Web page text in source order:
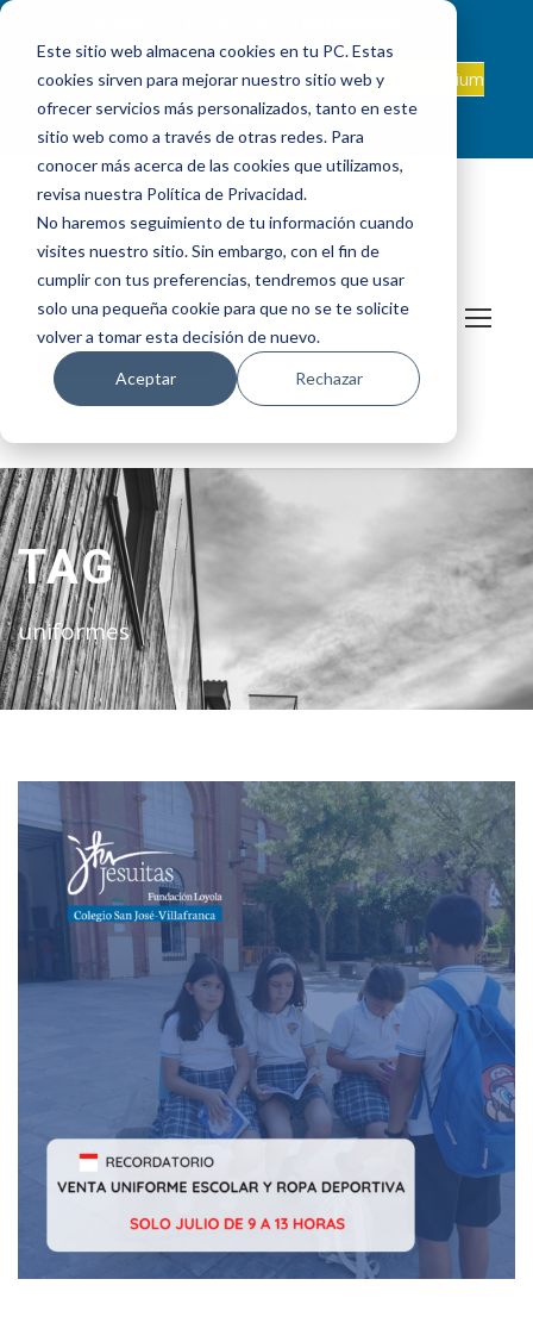
Este sitio web almacena cookies en tu PC. Estas
cookies sirven para mejorar nuestro sitio web y
ofrecer servicios más personalizados, tanto en este
sitio web como a través de otras redes. Para
conocer más acerca de las cookies que utilizamos,
revisa nuestra Política de Privacidad.
No haremos seguimiento de tu información cuando
visites nuestro sitio. Sin embargo, con el fin de
cumplir con tus preferencias, tendremos que usar
solo una pequeña cookie para que no se te solicite
volver a tomar esta decisión de nuevo.
Aceptar Rechazar
ES +34 924 524 001
sanjosevillafranca@fundacionloyola.es | Onda Collegium
Podcast
TAG
uniformes